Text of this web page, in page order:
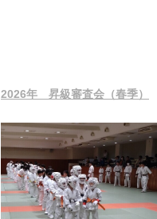
2026年 昇級審査会（春季）